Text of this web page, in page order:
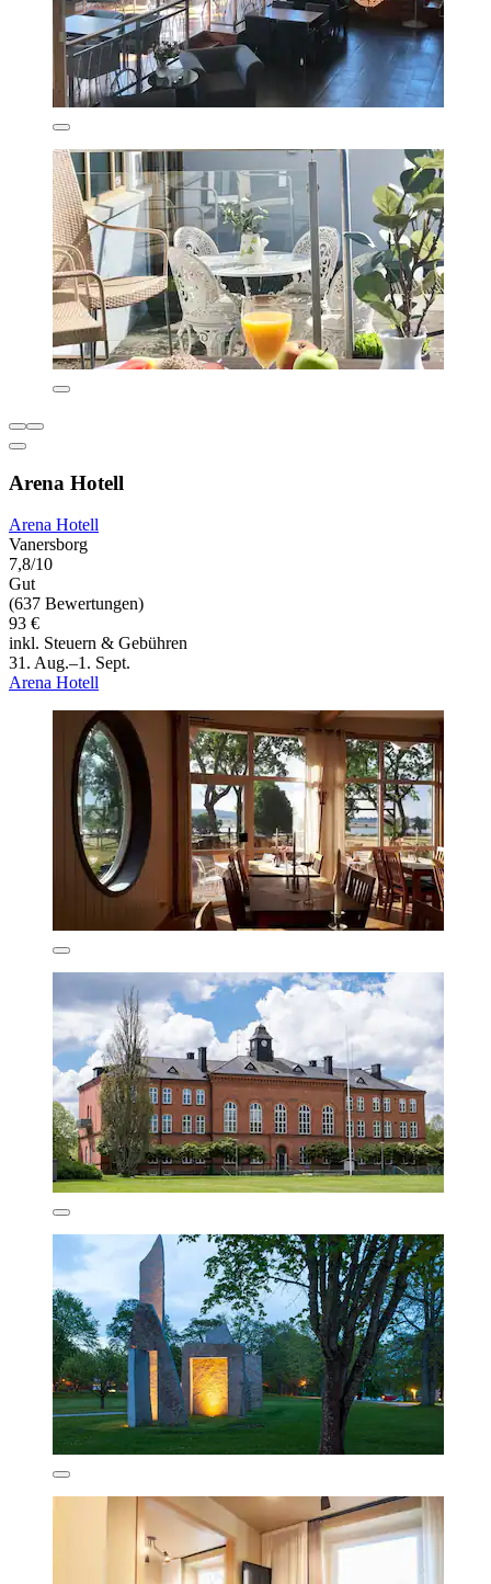
Arena Hotell
Arena Hotell
Vanersborg
7,8/10
Gut
(637 Bewertungen)
93 €
inkl. Steuern & Gebühren
31. Aug.–1. Sept.
Arena Hotell